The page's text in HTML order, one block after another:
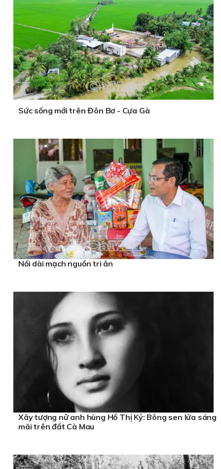
Sức sống mới trên Đôn Bơ - Cựa Gà
Nối dài mạch nguồn tri ân
Xây tượng nữ anh hùng Hồ Thị Kỷ: Bông sen lửa sáng
mãi trên đất Cà Mau